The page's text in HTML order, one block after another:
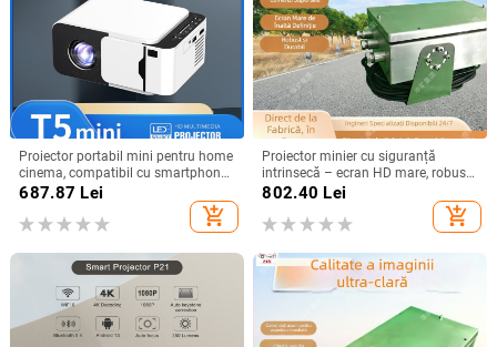
Proiector portabil mini pentru home
cinema, compatibil cu smartphone,
rezoluție HD, model T5mini Android
687.87 Lei
add_shopping_cart
Proiector minier cu siguranță
intrinsecă – ecran HD mare, robust
și durabil
802.40 Lei
add_shopping_cart